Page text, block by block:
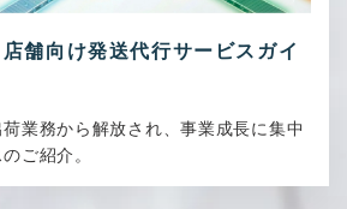
舗向け発送代行サービスガイ
業務から解放され、事業成長に集中
ご紹介。